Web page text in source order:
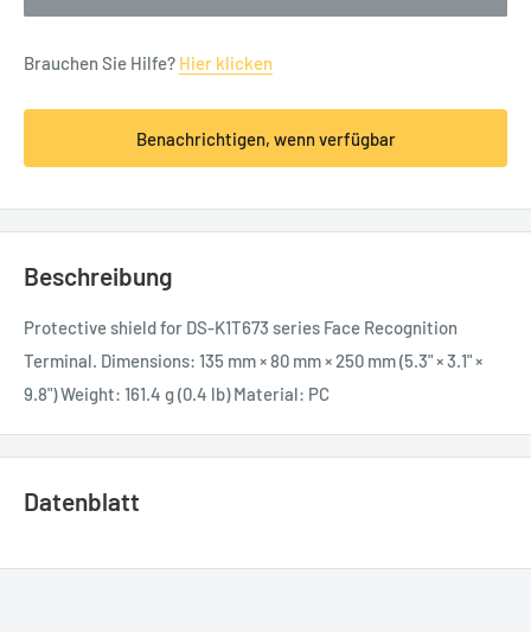
Brauchen Sie Hilfe? Hier klicken
Benachrichtigen, wenn verfügbar
Beschreibung
Protective shield for DS-K1T673 series Face Recognition
Terminal. Dimensions: 135 mm × 80 mm × 250 mm (5.3" × 3.1" ×
9.8") Weight: 161.4 g (0.4 lb) Material: PC
Datenblatt